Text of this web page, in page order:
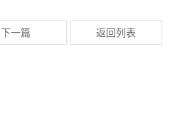
下一篇 返回列表